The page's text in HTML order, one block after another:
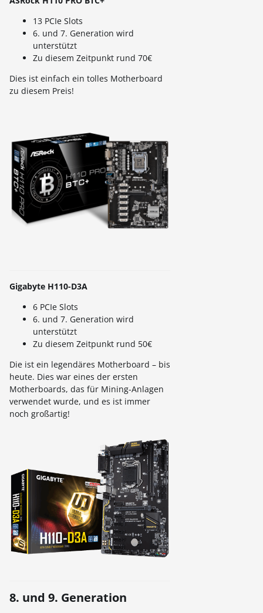
13 PCIe Slots
6. und 7. Generation wird
unterstützt
Zu diesem Zeitpunkt rund 70€
Dies ist einfach ein tolles Motherboard
zu diesem Preis!
Gigabyte H110-D3A
6 PCIe Slots
6. und 7. Generation wird
unterstützt
Zu diesem Zeitpunkt rund 50€
Die ist ein legendäres Motherboard – bis
heute. Dies war eines der ersten
Motherboards, das für Mining-Anlagen
verwendet wurde, und es ist immer
noch großartig!
8. und 9. Generation